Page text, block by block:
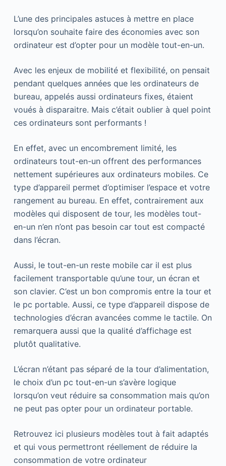
L’une des principales astuces à mettre en place
lorsqu’on souhaite faire des économies avec son
ordinateur est d’opter pour un modèle tout-en-un.
Avec les enjeux de mobilité et flexibilité, on pensait
pendant quelques années que les ordinateurs de
bureau, appelés aussi ordinateurs fixes, étaient
voués à disparaitre. Mais c’était oublier à quel point
ces ordinateurs sont performants !
En effet, avec un encombrement limité, les
ordinateurs tout-en-un offrent des performances
nettement supérieures aux ordinateurs mobiles. Ce
type d’appareil permet d’optimiser l’espace et votre
rangement au bureau. En effet, contrairement aux
modèles qui disposent de tour, les modèles tout-
en-un n’en n’ont pas besoin car tout est compacté
dans l’écran.
Aussi, le tout-en-un reste mobile car il est plus
facilement transportable qu’une tour, un écran et
son clavier. C’est un bon compromis entre la tour et
le pc portable. Aussi, ce type d’appareil dispose de
technologies d’écran avancées comme le tactile. On
remarquera aussi que la qualité d’affichage est
plutôt qualitative.
L’écran n’étant pas séparé de la tour d’alimentation,
le choix d’un pc tout-en-un s’avère logique
lorsqu’on veut réduire sa consommation mais qu’on
ne peut pas opter pour un ordinateur portable.
Retrouvez ici plusieurs modèles tout à fait adaptés
et qui vous permettront réellement de réduire la
consommation de votre ordinateur